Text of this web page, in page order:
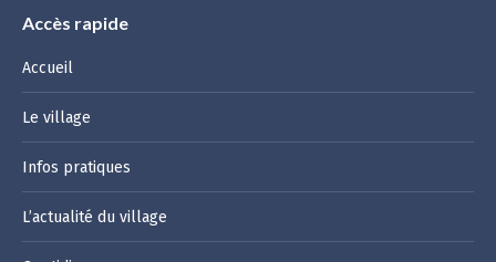
Accès rapide
Accueil
Le village
Infos pratiques
L’actualité du village